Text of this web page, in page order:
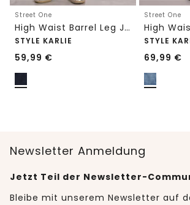
Street One
High Waist Barrel Leg Jeans im Loose Fit
STYLE KARLIE
59,99 €
Street One
STYLE
69,99 €
Newsletter Anmeldung
Jetzt Teil der Newsletter-
Bleibe mit unserem Newsletter auf